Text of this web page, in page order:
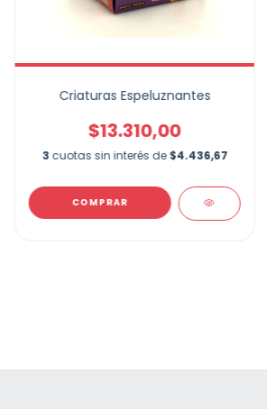
Criaturas Espeluznantes
$13.310,00
3 cuotas sin interés de$4.436,67